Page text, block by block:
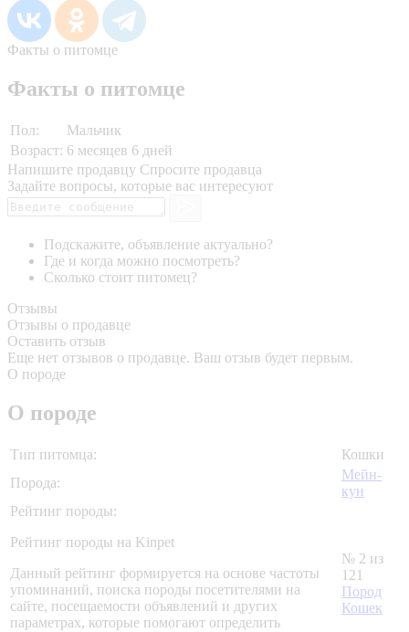
Факты о питомце
Факты о питомце
Пол:
Мальчик
Возраст: 6 месяцев 6 дней
Напишите продавцу Спросите продавца
Задайте вопросы, которые вас интересуют
Подскажите, объявление актуально?
Где и когда можно посмотреть?
Сколько стоит питомец?
Отзывы
Отзывы о продавце
Оставить отзыв
Еще нет отзывов о продавце. Ваш отзыв будет первым.
О породе
О породе
Тип питомца:
Кошки
Порода:
Мейн-
кун
Рейтинг породы:
Рейтинг породы на Kinpet
Данный рейтинг формируется на основе частоты
упоминаний, поиска породы посетителями на
сайте, посещаемости объявлений и других
параметрах, которые помогают определить
№ 2 из
121
Пород
Кошек